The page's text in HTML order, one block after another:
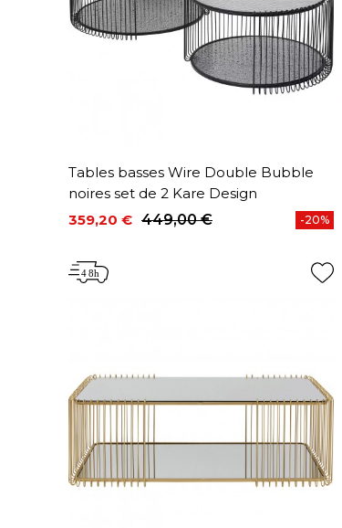
Tables basses Wire Double Bubble
noires set de 2 Kare Design
Prix
359,20 €
Prix de base449,00 € -20%